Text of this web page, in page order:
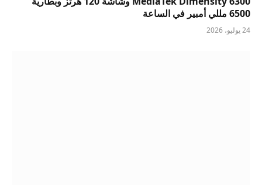
6500 مللي أمبير في الساعة
24 يوليو، 2026